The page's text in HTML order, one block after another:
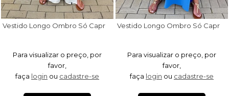
Para visualizar o preço, por
favor,
faça login ou cadastre-se
Para visualizar o preço, por
favor,
faça login ou cadastre-se